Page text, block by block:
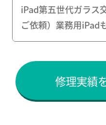
iPad第五世代ガラス
ご依頼）業務用iPad
修理実績